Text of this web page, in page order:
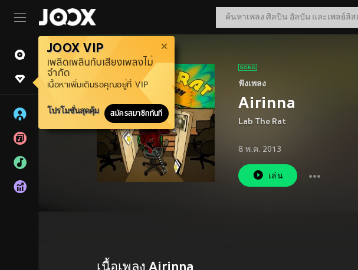
JOOX VIP
เพลิดเพลินกับเสียงเพลงไม่
จำกัด
เนื้อหาเพิ่มเติมรอคุณอยู่ที่ VIP
โปรโมชั่นสุดคุ้ม สมัครสมาชิกทันที
ฟังเพลง
Airinna
Lab The Rat
8 พ.ค. 2013
เล่น